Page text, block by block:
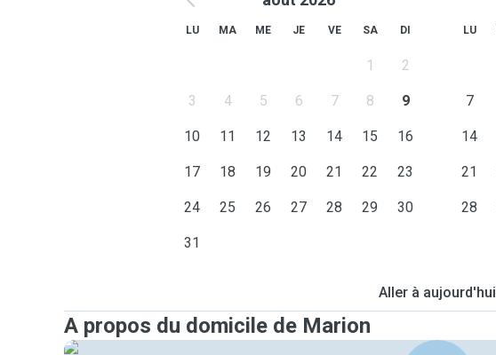
LU MA ME JE VE SA DI
1 2
3 4 5 6 7 8 9
10 11 12 13 14 15 16
17 18 19 20 21 22 23
24 25 26 27 28 29 30
31
LU
7
14
21
28
Aller à aujourd'hui
A propos du domicile de Marion